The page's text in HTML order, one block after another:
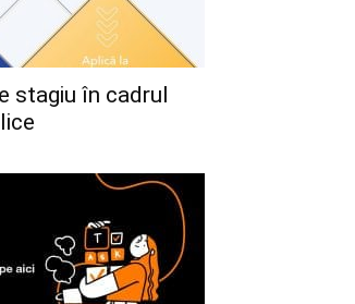
stagiu în cadrul